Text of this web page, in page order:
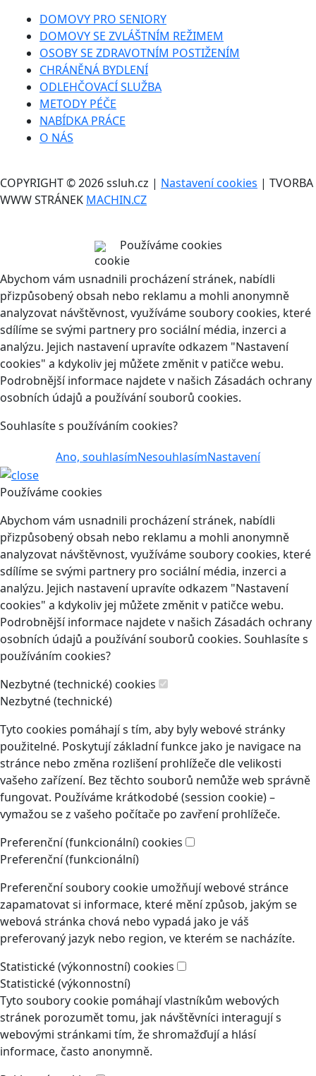
DOMOVY PRO SENIORY
DOMOVY SE ZVLÁŠTNÍM REŽIMEM
OSOBY SE ZDRAVOTNÍM POSTIŽENÍM
CHRÁNĚNÁ BYDLENÍ
ODLEHČOVACÍ SLUŽBA
METODY PÉČE
NABÍDKA PRÁCE
O NÁS
COPYRIGHT © 2026 ssluh.cz | Nastavení cookies | TVORBA
WWW STRÁNEK MACHIN.CZ
Používáme cookies
Abychom vám usnadnili procházení stránek, nabídli
přizpůsobený obsah nebo reklamu a mohli anonymně
analyzovat návštěvnost, využíváme soubory cookies, které
sdílíme se svými partnery pro sociální média, inzerci a
analýzu. Jejich nastavení upravíte odkazem "Nastavení
cookies" a kdykoliv jej můžete změnit v patičce webu.
Podrobnější informace najdete v našich Zásadách ochrany
osobních údajů a používání souborů cookies.
Souhlasíte s používáním cookies?
Ano, souhlasímNesouhlasímNastavení
Používáme cookies
Abychom vám usnadnili procházení stránek, nabídli
přizpůsobený obsah nebo reklamu a mohli anonymně
analyzovat návštěvnost, využíváme soubory cookies, které
sdílíme se svými partnery pro sociální média, inzerci a
analýzu. Jejich nastavení upravíte odkazem "Nastavení
cookies" a kdykoliv jej můžete změnit v patičce webu.
Podrobnější informace najdete v našich Zásadách ochrany
osobních údajů a používání souborů cookies. Souhlasíte s
používáním cookies?
Nezbytné (technické) cookies
Nezbytné (technické)
Tyto cookies pomáhají s tím, aby byly webové stránky
použitelné. Poskytují základní funkce jako je navigace na
stránce nebo změna rozlišení prohlížeče dle velikosti
vašeho zařízení. Bez těchto souborů nemůže web správně
fungovat. Používáme krátkodobé (session cookie) –
vymažou se z vašeho počítače po zavření prohlížeče.
Preferenční (funkcionální) cookies
Preferenční (funkcionální)
Preferenční soubory cookie umožňují webové stránce
zapamatovat si informace, které mění způsob, jakým se
webová stránka chová nebo vypadá jako je váš
preferovaný jazyk nebo region, ve kterém se nacházíte.
Statistické (výkonnostní) cookies
Statistické (výkonnostní)
Tyto soubory cookie pomáhají vlastníkům webových
stránek porozumět tomu, jak návštěvníci interagují s
webovými stránkami tím, že shromažďují a hlásí
informace, často anonymně.